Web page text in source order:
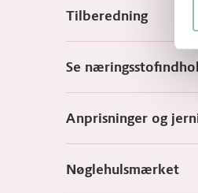
Tilberedning
Se
Anprisninger og
Nøglehulsmærket